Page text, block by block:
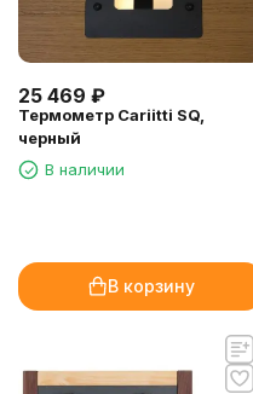
25 469 ₽
Термометр Cariitti SQ,
черный
В наличии
В корзину